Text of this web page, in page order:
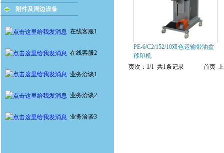
附件及周边设备
在线客服1
在线客服2
业务洽谈1
业务洽谈2
业务洽谈3
PE-6/C2/152/10双色运输带油盆
移印机
页次：1/1 共1条记录
首页